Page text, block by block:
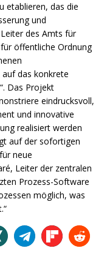
etablieren, das die
und
des Amts für
öffentliche Ordnung
das konkrete
Das Projekt
eindrucksvoll,
und innovative
realisiert werden
auf der sofortigen
neue
Leiter der zentralen
Prozess-Software
möglich, was